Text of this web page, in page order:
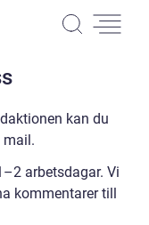
kan du
mail.
arbetsdagar. Vi
kommentarer till